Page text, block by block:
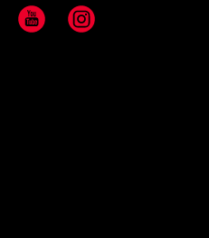
YouTube Instagram